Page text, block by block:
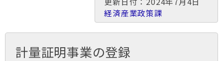
経済産業政策課
計量証明事業の登録